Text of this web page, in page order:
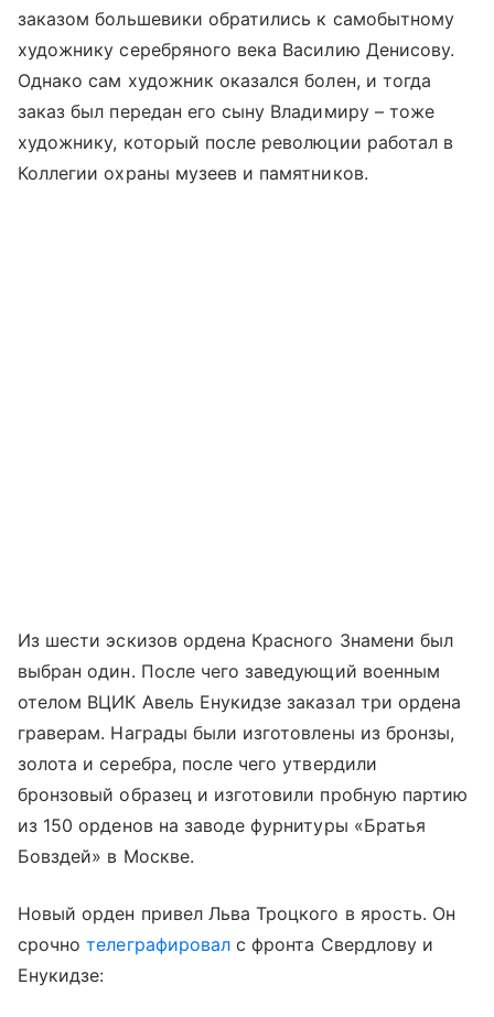
заказом большевики обратились к самобытному
художнику серебряного века Василию Денисову.
Однако сам художник оказался болен, и тогда
заказ был передан его сыну Владимиру – тоже
художнику, который после революции работал в
Коллегии охраны музеев и памятников.
Из шести эскизов ордена Красного Знамени был
выбран один. После чего заведующий военным
отелом ВЦИК Авель Енукидзе заказал три ордена
граверам. Награды были изготовлены из бронзы,
золота и серебра, после чего утвердили
бронзовый образец и изготовили пробную партию
из 150 орденов на заводе фурнитуры «Братья
Бовздей» в Москве.
Новый орден привел Льва Троцкого в ярость. Он
срочнотелеграфировал с фронта Свердлову и
Енукидзе: